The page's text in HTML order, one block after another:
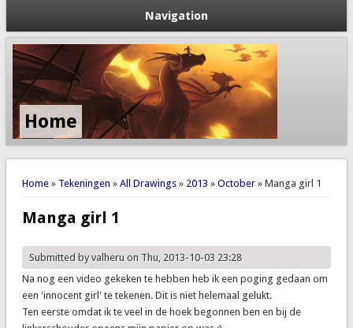
Navigation
Home
You are here
Home» Tekeningen » All Drawings» 2013 » October» Manga girl 1
Manga girl 1
Submitted byvalheruon Thu, 2013-10-03 23:28
Na nog een video gekeken te hebben heb ik een poging gedaan om
een 'innocent girl' te tekenen. Dit is niet helemaal gelukt.
Ten eerste omdat ik te veel in de hoek begonnen ben en bij de